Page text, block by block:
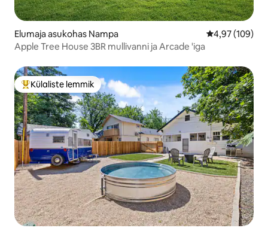
Elumaja asukohas Nampa Keskmine
4,97 (109)
Apple Tree House 3BR mullivanni ja Arcade 'iga
Külaliste suur lemmik
Külaliste lemmik